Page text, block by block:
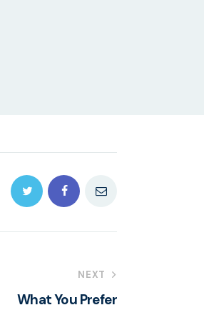
NEXT
What You Prefer